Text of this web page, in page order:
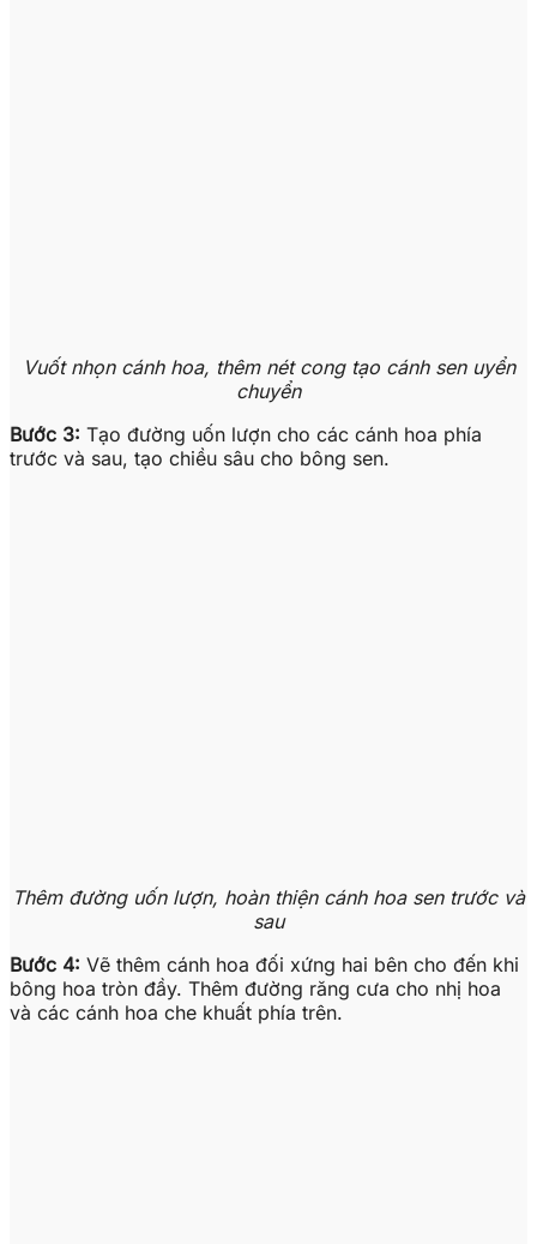
Vuốt nhọn cánh hoa, thêm nét cong tạo cánh sen uyển
chuyển
Bước 3: Tạo đường uốn lượn cho các cánh hoa phía
trước và sau, tạo chiều sâu cho bông sen.
Thêm đường uốn lượn, hoàn thiện cánh hoa sen trước và
sau
Bước 4: Vẽ thêm cánh hoa đối xứng hai bên cho đến khi
bông hoa tròn đầy. Thêm đường răng cưa cho nhị hoa
và các cánh hoa che khuất phía trên.